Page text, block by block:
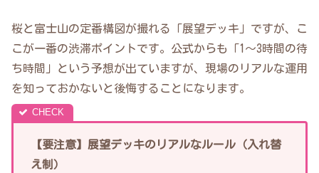
桜と富士山の定番構図が撮れる「展望デッキ」ですが、こ
こが一番の渋滞ポイントです。公式からも「1〜3時間の待
ち時間」という予想が出ていますが、現場のリアルな運用
を知っておかないと後悔することになります。
【要注意】展望デッキのリアルなルール（入れ替
え制）